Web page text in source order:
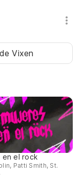
de Vixen
en el rock
Patti Smith, St.